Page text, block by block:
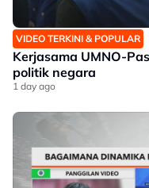
VIDEO TERKINI & POPULAR
Kerjasama UMNO-
politik negara
1 day ago